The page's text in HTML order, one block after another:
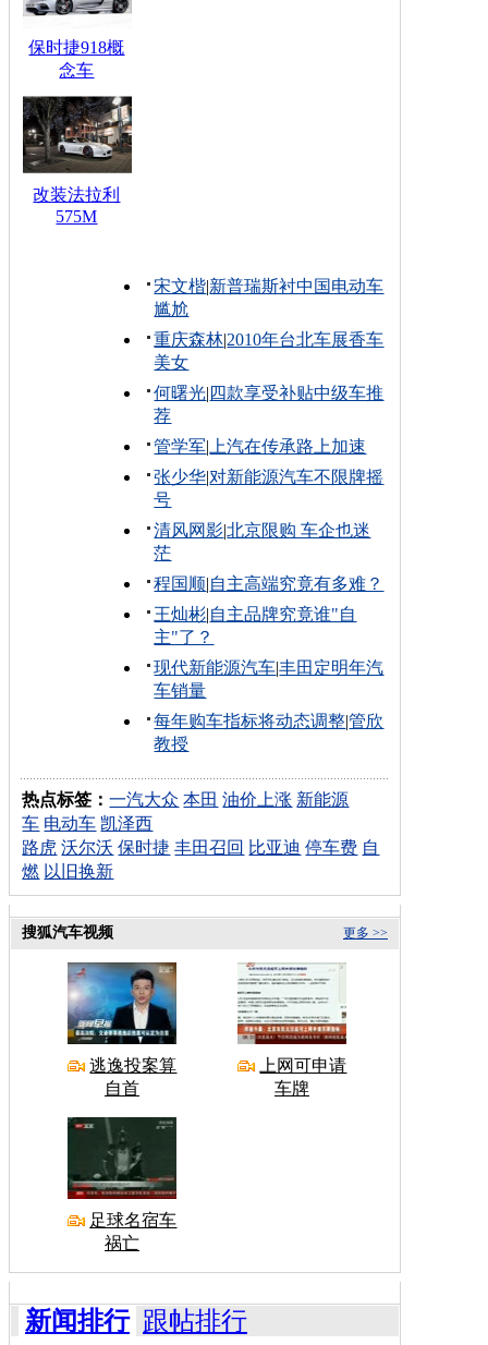
保时捷918概
念车
改装法拉利
575M
宋文楷|新普瑞斯衬中国电动车
尴尬
重庆森林|2010年台北车展香车
美女
何曙光| 四款享受补贴中级车推
荐
管学军| 上汽在传承路上加速
张少华|对新能源汽车不限牌摇
号
清风网影|北京限购 车企也迷
茫
程国顺|自主高端究竟有多难？
王灿彬|自主品牌究竟谁"自
主"了？
现代新能源汽车|丰田定明年汽
车销量
每年购车指标将动态调整|管欣
教授
热点标签：一汽大众 本田 油价上涨 新能源
车 电动车 凯泽西
路虎 沃尔沃 保时捷 丰田召回 比亚迪 停车费 自
燃 以旧换新
更多 >>
搜狐汽车视频
逃逸投案算
自首
上网可申请
车牌
足球名宿车
祸亡
新闻排行 跟帖排行